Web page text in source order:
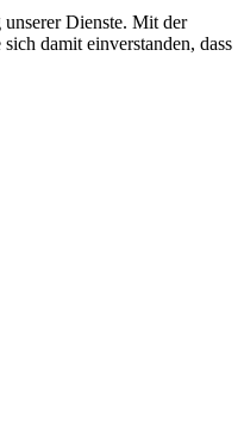
Dienste. Mit der
damit einverstanden, dass